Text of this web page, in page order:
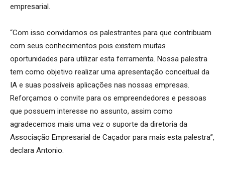
empresarial.
“Com isso convidamos os palestrantes para que contribuam
com seus conhecimentos pois existem muitas
oportunidades para utilizar esta ferramenta. Nossa palestra
tem como objetivo realizar uma apresentação conceitual da
IA e suas possíveis aplicações nas nossas empresas.
Reforçamos o convite para os empreendedores e pessoas
que possuem interesse no assunto, assim como
agradecemos mais uma vez o suporte da diretoria da
Associação Empresarial de Caçador para mais esta palestra”,
declara Antonio.